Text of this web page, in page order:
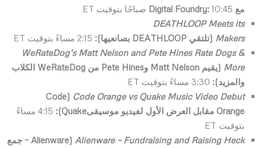
مع
Digital Foundry: 10:45 صباحًا بتوقيت ET
DEATHLOOP Meets its
Makers (تلتقي DEATHLOOP بصانعيها): 2:15 مساءً بتوقيت ET
WeRateDog’s Matt Nelson and Pete Hines Rate Dogs &
More (يقيم Matt Nelson وPete Hines من WeRateDog الكلاب
والمزيد):
Code Orange vs Quake Music Video Debut
(
Code
Orange مقابل العرض الأول لفيديو موسيقىQuake
):
4:15 مساءً
بتوقيت ET
Alienware – Fundraising and Raising Heck
(
Alienware – جمع